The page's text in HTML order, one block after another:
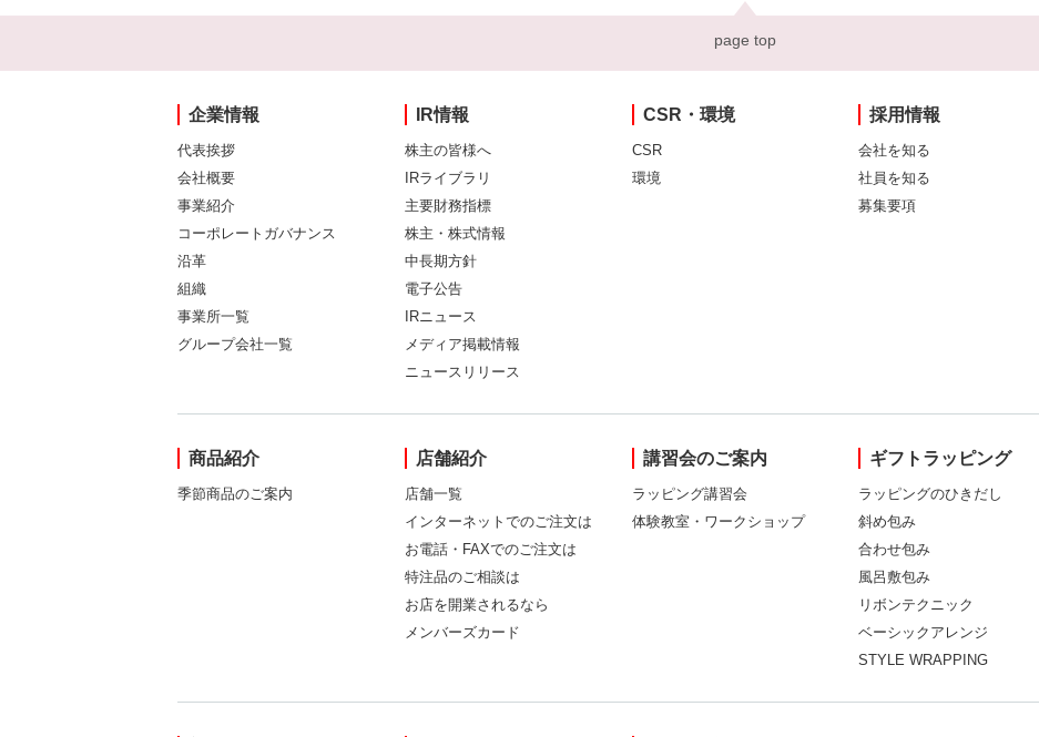
page top
企業情報
代表挨拶
会社概要
事業紹介
コーポレートガバナンス
沿革
組織
事業所一覧
グループ会社一覧
IR情報
株主の皆様へ
IRライブラリ
主要財務指標
株主・株式情報
中長期方針
電子公告
IRニュース
メディア掲載情報
ニュースリリース
CSR・環境
CSR
環境
採用情報
会社を知る
社員を知る
募集要項
商品紹介
季節商品のご案内
店舗紹介
店舗一覧
インターネットでのご注文は
お電話・FAXでのご注文は
特注品のご相談は
お店を開業されるなら
メンバーズカード
講習会のご案内
ラッピング講習会
体験教室・ワークショップ
ギフトラッピング
ラッピングのひきだし
斜め包み
合わせ包み
風呂敷包み
リボンテクニック
ベーシックアレンジ
STYLE WRAPPING